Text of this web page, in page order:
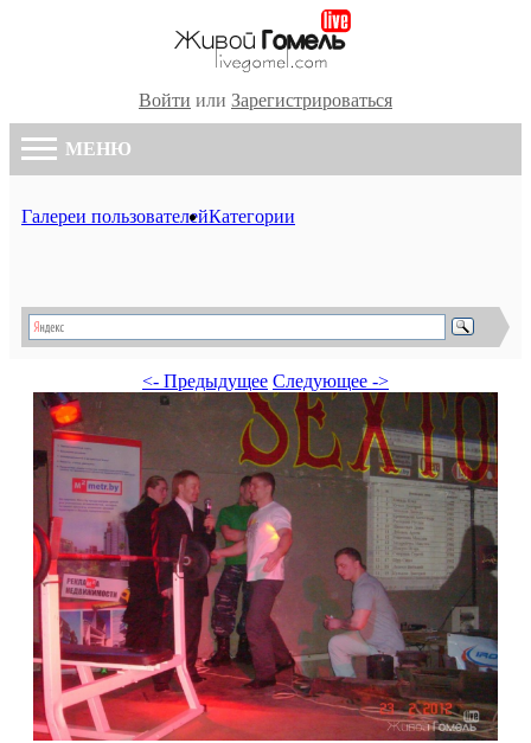
Войти или Зарегистрироваться
МЕНЮ
Галереи пользователейКатегории
<- Предыдущее Следующее ->